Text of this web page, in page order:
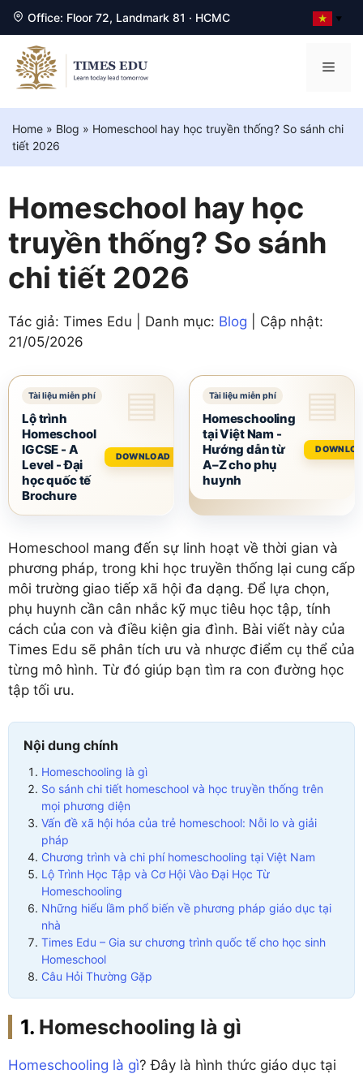
Office: Floor 72, Landmark 81 · HCMC ▼
Chuyển
đến
nội
dung
Home » Blog » Homeschool hay học truyền thống? So sánh chi
tiết 2026
Homeschool hay học
truyền thống? So sánh
chi tiết 2026
Tác giả: Times Edu | Danh mục: Blog | Cập nhật:
21/05/2026
Lộ trình
Homeschool
IGCSE - A
Level - Đại
học quốc tế
Brochure
DOWNLOAD
Homeschooling
tại Việt Nam -
Hướng dẫn từ
A–Z cho phụ
huynh
Homeschool mang đến sự linh hoạt về thời gian và
phương pháp, trong khi học truyền thống lại cung cấp
môi trường giao tiếp xã hội đa dạng. Để lựa chọn,
phụ huynh cần cân nhắc kỹ mục tiêu học tập, tính
cách của con và điều kiện gia đình. Bài viết này của
Times Edu sẽ phân tích ưu và nhược điểm cụ thể của
từng mô hình. Từ đó giúp bạn tìm ra con đường học
tập tối ưu.
Nội dung chính
Homeschooling là gì
So sánh chi tiết homeschool và học truyền thống trên
mọi phương diện
Vấn đề xã hội hóa của trẻ homeschool: Nỗi lo và giải
pháp
Chương trình và chi phí homeschooling tại Việt Nam
Lộ Trình Học Tập và Cơ Hội Vào Đại Học Từ
Homeschooling
Những hiểu lầm phổ biến về phương pháp giáo dục tại
nhà
Times Edu – Gia sư chương trình quốc tế cho học sinh
Homeschool
Câu Hỏi Thường Gặp
Homeschooling là gì
Homeschooling là gì? Đây là hình thức giáo dục tại